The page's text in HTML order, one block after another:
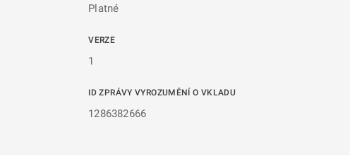
Platné
VERZE
1
ID ZPRÁVY VYROZUMĚNÍ O VKLADU
1286382666